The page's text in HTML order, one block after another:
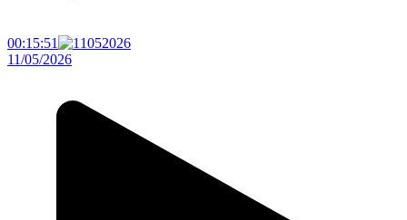
00:15:51
11/05/2026